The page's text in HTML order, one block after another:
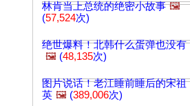
林肯当上总统的绝密小故事 🖼️
(57,524次)
绝世爆料！北韩什么蛋弹也没有
🖼️ (48,135次)
图片说话！老江睡前睡后的宋祖
英 🖼️ (389,006次)